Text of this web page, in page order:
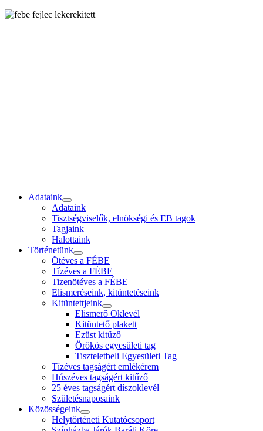
Adataink
Adataink
Tisztségviselők, elnökségi és EB tagok
Tagjaink
Halottaink
Történetünk
Ötéves a FÉBE
Tízéves a FÉBE
Tizenötéves a FÉBE
Elismeréseink, kitüntetéseink
Kitüntettjeink
Elismerő Oklevél
Kitüntető plakett
Ezüst kitűző
Örökös egyesületi tag
Tiszteletbeli Egyesületi Tag
Tízéves tagságért emlékérem
Húszéves tagságért kitűző
25 éves tagságért díszoklevél
Születésnaposaink
Közösségeink
Helytörténeti Kutatócsoport